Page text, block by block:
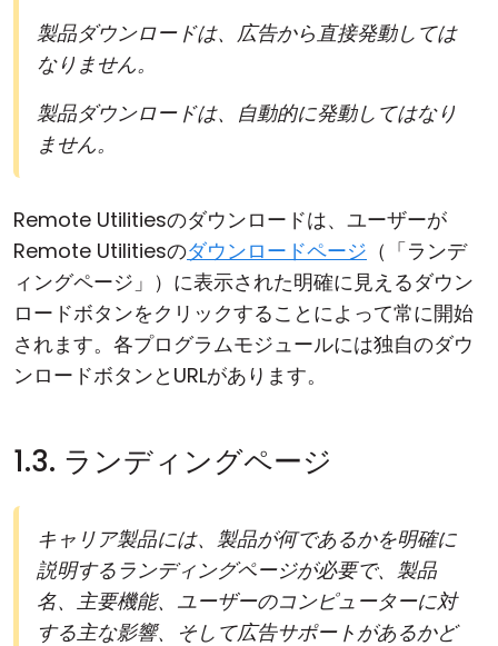
製品ダウンロードは、広告から直接発動しては
なりません。
製品ダウンロードは、自動的に発動してはなり
ません。
Remote Utilitiesのダウンロードは、ユーザーが
Remote Utilitiesのダウンロードページ （「ランデ
ィングページ」）に表示された明確に見えるダウン
ロードボタンをクリックすることによって常に開始
されます。各プログラムモジュールには独自のダウ
ンロードボタンとURLがあります。
1.3. ランディングページ
キャリア製品には、製品が何であるかを明確に
説明するランディングページが必要で、製品
名、主要機能、ユーザーのコンピューターに対
する主な影響、そして広告サポートがあるかど